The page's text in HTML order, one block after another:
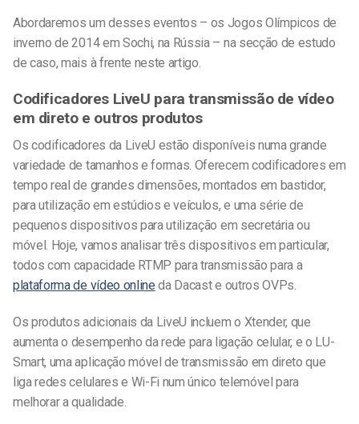
Abordaremos um desses eventos – os Jogos Olímpicos de
inverno de 2014 em Sochi, na Rússia – na secção de estudo
de caso, mais à frente neste artigo.
Codificadores LiveU para transmissão de vídeo
em direto e outros produtos
Os codificadores da LiveU estão disponíveis numa grande
variedade de tamanhos e formas. Oferecem codificadores em
tempo real de grandes dimensões, montados em bastidor,
para utilização em estúdios e veículos, e uma série de
pequenos dispositivos para utilização em secretária ou
móvel. Hoje, vamos analisar três dispositivos em particular,
todos com capacidade RTMP para transmissão para a
plataforma de vídeo online da Dacast e outros OVPs.
Os produtos adicionais da LiveU incluem o Xtender, que
aumenta o desempenho da rede para ligação celular, e o LU-
Smart, uma aplicação móvel de transmissão em direto que
liga redes celulares e Wi-Fi num único telemóvel para
melhorar a qualidade.